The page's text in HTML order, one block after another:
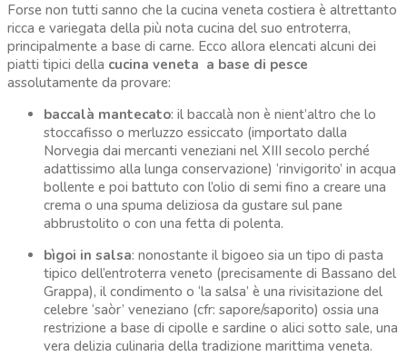
Forse non tutti sanno che la cucina veneta costiera è altrettanto
ricca e variegata della più nota cucina del suo entroterra,
principalmente a base di carne. Ecco allora elencati alcuni dei
piatti tipici della cucina veneta a base di pesce
assolutamente da provare:
baccalà mantecato: il baccalà non è nient’altro che lo
stoccafisso o merluzzo essiccato (importato dalla
Norvegia dai mercanti veneziani nel XIII secolo perché
adattissimo alla lunga conservazione) ‘rinvigorito’ in acqua
bollente e poi battuto con l’olio di semi fino a creare una
crema o una spuma deliziosa da gustare sul pane
abbrustolito o con una fetta di polenta.
bìgoi in salsa: nonostante il bigoeo sia un tipo di pasta
tipico dell’entroterra veneto (precisamente di Bassano del
Grappa), il condimento o ‘la salsa’ è una rivisitazione del
celebre ‘saòr’ veneziano (cfr: sapore/saporito) ossia una
restrizione a base di cipolle e sardine o alici sotto sale, una
vera delizia culinaria della tradizione marittima veneta.